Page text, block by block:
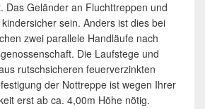
Das Geländer an Fluchttreppen und
sein. Anders ist dies bei
zwei parallele Handläufe nach
Die Laufstege und
rutschsicheren feuerverzinkten
der Nottreppe ist wegen Ihrer
erst ab ca. 4,00m Höhe nötig.